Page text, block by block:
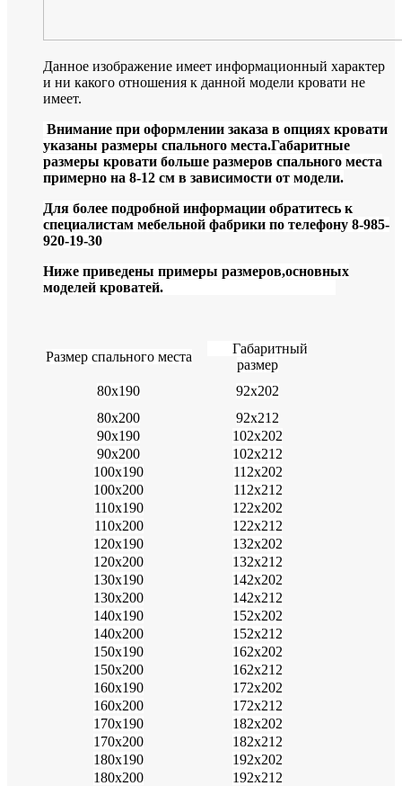
Данное изображение имеет информационный характер
и ни какого отношения к данной модели кровати не
имеет.
Внимание при оформлении заказа в опциях кровати
указаны размеры спального места.Габаритные
размеры кровати больше размеров спального места
примерно на 8-12 см в зависимости от модели.
Для более подробной информации обратитесь к
специалистам мебельной фабрики по телефону 8-985-
920-19-30
Ниже приведены примеры размеров,основных
моделей кроватей.
Размер спального места
Габаритный
размер
80х190
92х202
80х200
92х212
90х190
102х202
90х200
102х212
100х190
112х202
100х200
112х212
110х190
122х202
110х200
122х212
120х190
132х202
120х200
132х212
130х190
142х202
130х200
142х212
140х190
152х202
140х200
152х212
150х190
162х202
150х200
162х212
160х190
172х202
160х200
172х212
170х190
182х202
170х200
182х212
180х190
192х202
180х200
192х212